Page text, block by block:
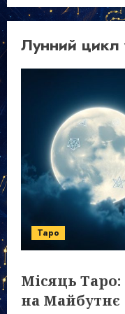
Лунний цикл
Таро
Місяць
на Майбутнє